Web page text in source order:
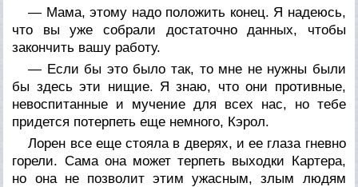
— Мама, этому надо положить конец. Я надеюсь,
что вы уже собрали достаточно данных, чтобы
закончить вашу работу.
— Если бы это было так, то мне не нужны были
бы здесь эти нищие. Я знаю, что они противные,
невоспитанные и мучение для всех нас, но тебе
придется потерпеть еще немного, Кэрол.
Лорен все еще стояла в дверях, и ее глаза гневно
горели. Сама она может терпеть выходки Картера,
но она не позволит этим ужасным, злым людям